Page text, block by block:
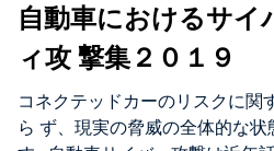
自動車におけるサイ
ィ攻 撃集２０１９
コネクテッドカーのリスクに関
ら ず、現実の脅威の全体的な